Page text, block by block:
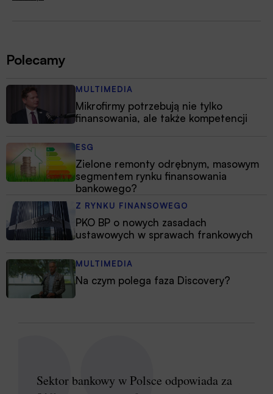
Polecamy
MULTIMEDIA
Mikrofirmy potrzebują nie tylko
finansowania, ale także kompetencji
ESG
Zielone remonty odrębnym, masowym
segmentem rynku finansowania
bankowego?
Z RYNKU FINANSOWEGO
PKO BP o nowych zasadach
ustawowych w sprawach frankowych
MULTIMEDIA
Na czym polega faza Discovery?
Sektor bankowy w Polsce odpowiada za